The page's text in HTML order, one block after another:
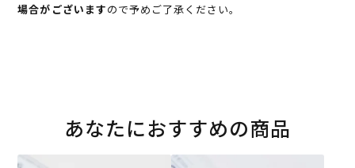
場合がございますので予めご了承ください。
あなたにおすすめの商品